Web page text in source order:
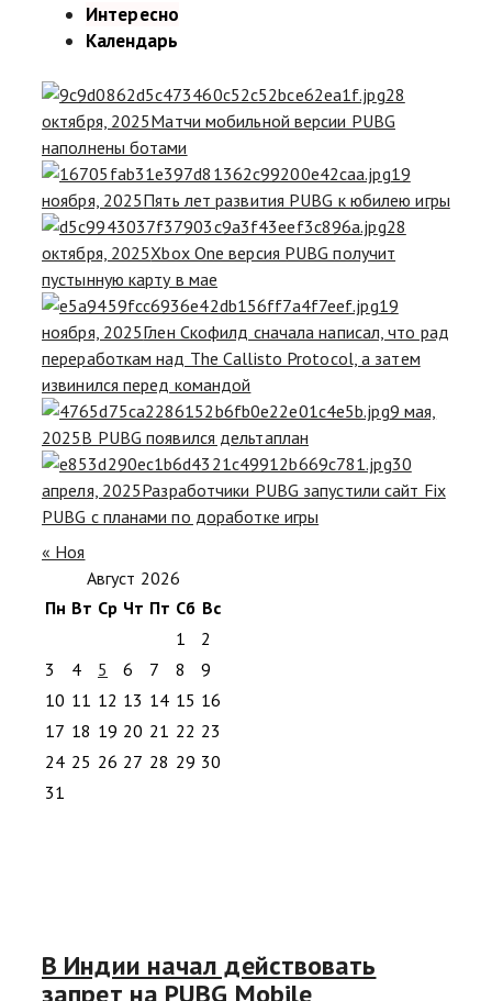
Интересно
Календарь
28
октября, 2025Матчи мобильной версии PUBG
наполнены ботами
19
ноября, 2025Пять лет развития PUBG к юбилею игры
28
октября, 2025Xbox One версия PUBG получит
пустынную карту в мае
19
ноября, 2025Глен Скофилд сначала написал, что рад
переработкам над The Callisto Protocol, а затем
извинился перед командой
9 мая,
2025В PUBG появился дельтаплан
30
апреля, 2025Разработчики PUBG запустили сайт Fix
PUBG с планами по доработке игры
« Ноя
Август 2026
Пн Вт Ср Чт Пт Сб Вс
1
2
3
4 5 6 7 8
9
10 11 12 13 14 15 16
17 18 19 20 21 22 23
24 25 26 27 28 29 30
31
В Индии начал действовать
запрет на PUBG Mobile